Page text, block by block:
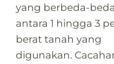
yang berbeda-
antara 1 hingga 3
berat tanah yang
digunakan.